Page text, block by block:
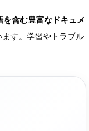
を含む豊富なドキュメ
す。学習やトラブル